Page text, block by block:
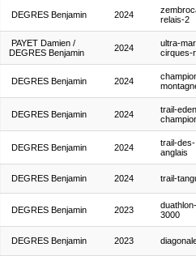
DEGRES Benjamin 2024
relais-2
PAYET Damien /
DEGRES Benjamin
2024
ultra-
cirques-
DEGRES Benjamin 2024
DEGRES Benjamin 2024
trail-
DEGRES Benjamin 2024
trail-des-
anglais
DEGRES Benjamin 2024 trail-
DEGRES Benjamin 2023
3000
DEGRES Benjamin 2023